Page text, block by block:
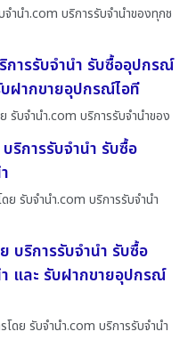
านํา.com บริการรับจำนำของทุกช
การรับจำนำ รับซื้ออุปกรณ์
ฝากขายอุปกรณ์ไอที
รับจํานํา.com บริการรับจำนำของ
ริการรับจำนำ รับซื้อ
ย รับจํานํา.com บริการรับจำนำ
บริการรับจำนำ รับซื้อ
และ รับฝากขายอุปกรณ์
ดย รับจํานํา.com บริการรับจำนำ